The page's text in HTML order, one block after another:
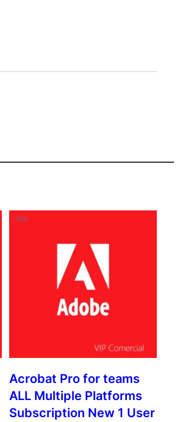
Acrobat Pro for teams
ALL Multiple Platforms
Subscription New 1 User